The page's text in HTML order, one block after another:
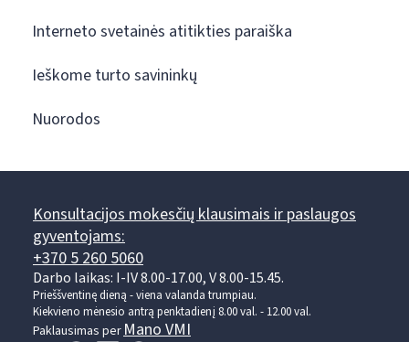
Interneto svetainės atitikties paraiška
Ieškome turto savininkų
Nuorodos
Konsultacijos mokesčių klausimais ir paslaugos
gyventojams:
+370 5 260 5060
Darbo laikas: I-IV 8.00-17.00, V 8.00-15.45.
Prieššventinę dieną - viena valanda trumpiau.
Kiekvieno mėnesio antrą penktadienį 8.00 val. - 12.00 val.
Paklausimas per Mano VMI